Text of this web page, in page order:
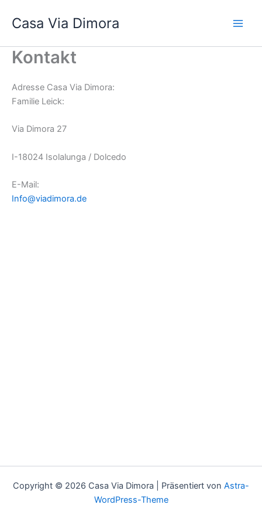
InhaltCasa Via Dimora
Kontakt
Adresse Casa Via Dimora:
Familie Leick:
Via Dimora 27
I-18024 Isolalunga / Dolcedo
E-Mail:
Info@viadimora.de
Copyright © 2026 Casa Via Dimora | Präsentiert von Astra-
WordPress-Theme